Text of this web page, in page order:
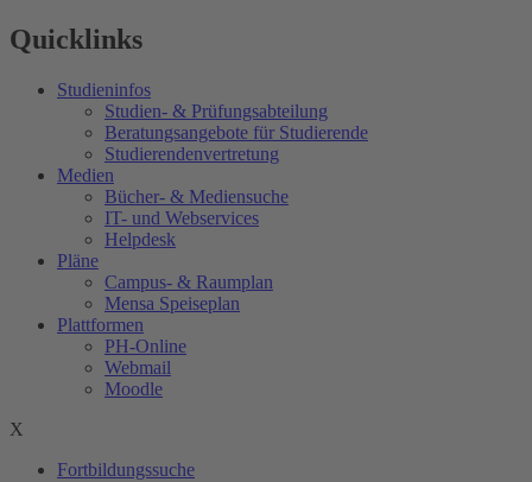
Quicklinks
Studieninfos
Studien- & Prüfungsabteilung
Beratungsangebote für Studierende
Studierendenvertretung
Medien
Bücher- & Mediensuche
IT- und Webservices
Helpdesk
Pläne
Campus- & Raumplan
Mensa Speiseplan
Plattformen
PH-Online
Webmail
Moodle
X
Fortbildungssuche